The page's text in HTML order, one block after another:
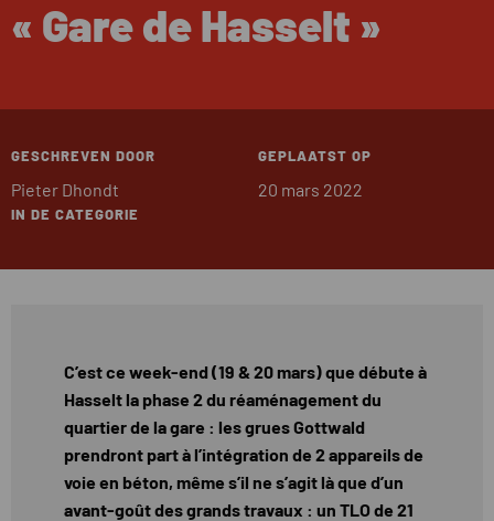
« Gare de Hasselt »
GESCHREVEN DOOR
Pieter Dhondt
GEPLAATST OP
20 mars 2022
IN DE CATEGORIE
C’est ce week-end (19 & 20 mars) que débute à
Hasselt la phase 2 du réaménagement du
quartier de la gare : les grues Gottwald
prendront part à l’intégration de 2 appareils de
voie en béton, même s’il ne s’agit là que d’un
avant-goût des grands travaux : un TLO de 21